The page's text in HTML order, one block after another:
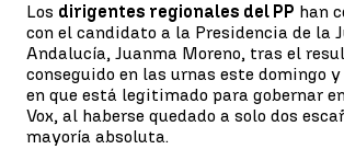
Los dirigentes regionales del PP han
con el candidato a la Presidencia de la
Andalucía, Juanma Moreno, tras el
conseguido en las urnas este domingo
en que está legitimado para gobernar
Vox, al haberse quedado a solo dos
mayoría absoluta.